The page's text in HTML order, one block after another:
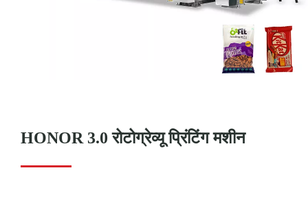
HONOR 3.0 रोटोग्रेव्यू प्रिंटिंग मशीन